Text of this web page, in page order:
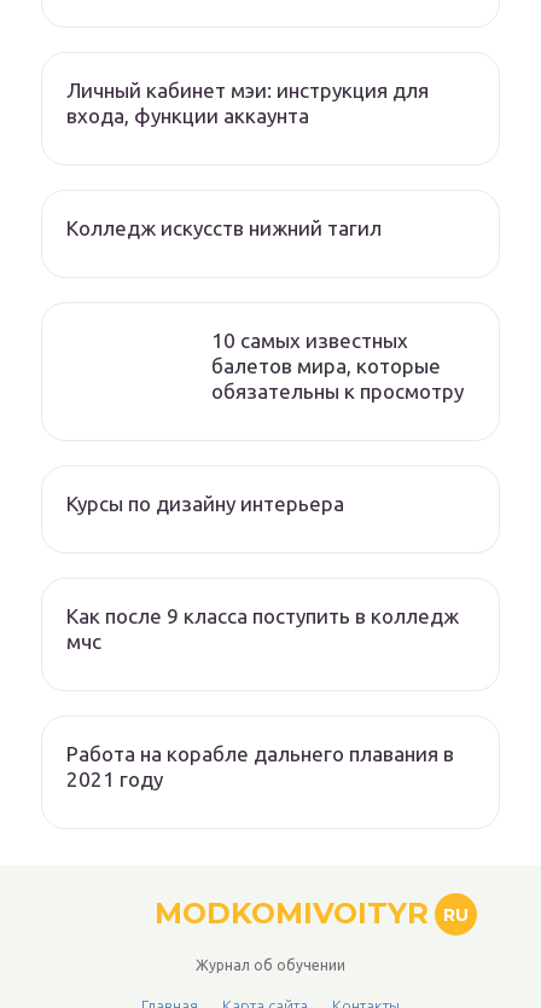
Личный кабинет мэи: инструкция для
входа, функции аккаунта
Колледж искусств нижний тагил
10 самых известных
балетов мира, которые
обязательны к просмотру
Курсы по дизайну интерьера
Как после 9 класса поступить в колледж
мчс
Работа на корабле дальнего плавания в
2021 году
MODKOMIVOITYR RU
Журнал об обучении